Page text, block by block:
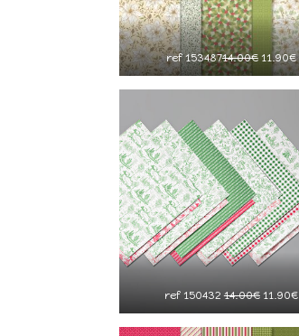
ref 15348714.00€11.90€
ref 15043214.00€11.90€